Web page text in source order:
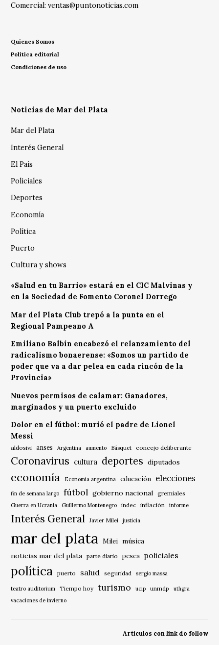
Comercial:ventas@puntonoticias.com
Quienes Somos
Política editorial
Condiciones de uso
Noticias de Mar del Plata
Mar del Plata
Interés General
El País
Policiales
Deportes
Economía
Política
Puerto
Cultura y shows
«Salud en tu Barrio» estará en el CIC Malvinas y
en la Sociedad de Fomento Coronel Dorrego
Mar del Plata Club trepó a la punta en el
Regional Pampeano A
Emiliano Balbín encabezó el relanzamiento del
radicalismo bonaerense: «Somos un partido de
poder que va a dar pelea en cada rincón de la
Provincia»
Nuevos permisos de calamar: Ganadores,
marginados y un puerto excluido
Dolor en el fútbol: murió el padre de Lionel
Messi
aldosivi anses Argentina aumento Básquet concejo deliberante
Coronavirus cultura deportes diputados
economía Economía argentina educación elecciones
fin de semana largo fútbol gobierno nacional gremiales
Guerra en Ucrania Guillermo Montenegro indec inflación informe
Interés General Javier Milei justicia
mar del plata Milei música
noticias mar del plata
parte diario pesca policiales
política puerto salud seguridad sergio massa
teatro auditorium Tiempo hoy turismo ucip unmdp
uthgra
vacaciones de invierno
Articulos con link do follow